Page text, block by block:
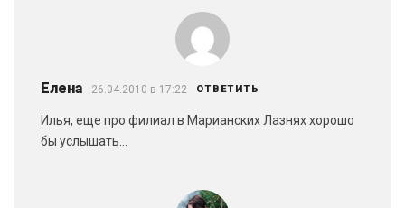
Елена 26.04.2010 в 17:22 ОТВЕТИТЬ
Илья, еще про филиал в Марианских Лазнях хорошо
бы услышать…